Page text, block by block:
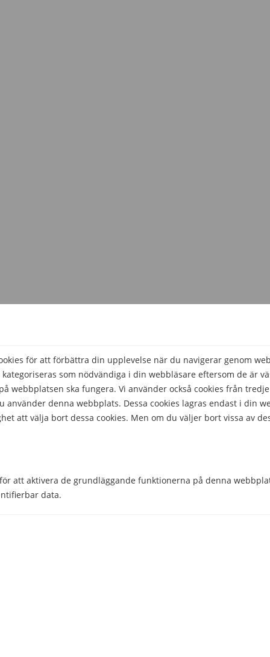
för att förbättra din upplevelse när du navigerar genom
kategoriseras som nödvändiga i din webbläsare eftersom de är
webbplatsen ska fungera. Vi använder också cookies från
använder denna webbplats. Dessa cookies lagras endast i din
att välja bort dessa cookies. Men om du väljer bort vissa av
att aktivera de grundläggande funktionerna på denna
data.
Ja Nej
Comparico AB